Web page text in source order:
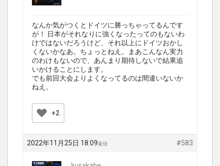
なんか気がつくとドイツに勝っちゃってるんです
が！ 日本がそれなりに強くなったってのもないわ
けではないだろうけど、それ以上にドイツおかし
くないかなあ。ちょっとねえ。まあこんなん実力
のわけもないので、あんまり期待しないで結果追
いかけることにします。
でも前回大会よりよくなってるのは間違いないか
ねえ。
+2
2022年11月25日 18:09 #583
返信